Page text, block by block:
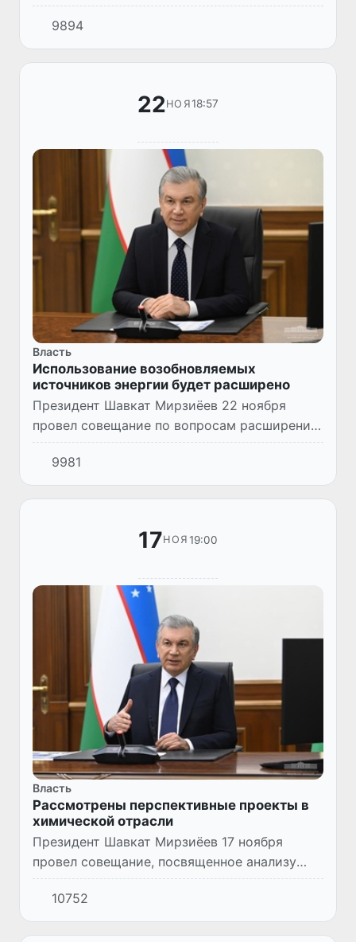
видеоселекторное совещание по мерам
совершенствования и расширения охвата
эндокринологической службы.
9894
22НОЯ18:57
Власть
Использование возобновляемых
источников энергии будет расширено
Президент Шавкат Мирзиёев 22 ноября
провел совещание по вопросам расширения
использования и развития возобновляемых
источников энергии.
9981
17НОЯ 19:00
Власть
Рассмотрены перспективные проекты в
химической отрасли
Президент Шавкат Мирзиёев 17 ноября
провел совещание, посвященное анализу
проводимой работы и обсуждению новых
проектов в химической промышленности.
10752